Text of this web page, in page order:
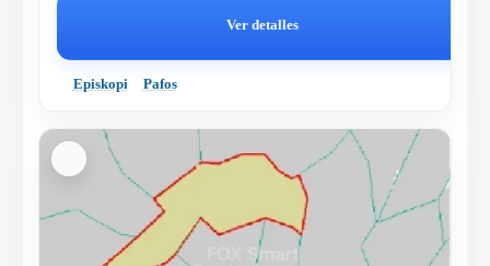
Ver detalles
Episkopi Pafos